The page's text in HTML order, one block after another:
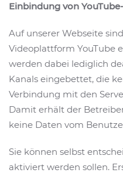
Einbindung von
Auf unserer Webseite
Videoplattform YouTube
werden dabei lediglich
Kanals eingebettet, die
Verbindung mit den
Damit erhält der
keine Daten vom
Sie können selbst
aktiviert werden sollen.